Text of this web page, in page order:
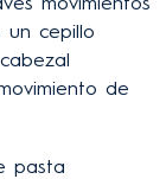
un cepillo
de
pasta